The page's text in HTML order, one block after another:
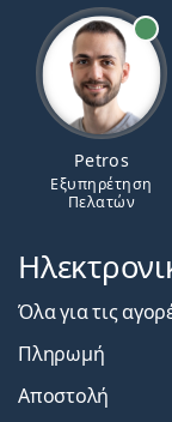
Petros
Εξυπηρέτηση
Πελατών
Όλα για τις
Πληρωμή
Αποστολή